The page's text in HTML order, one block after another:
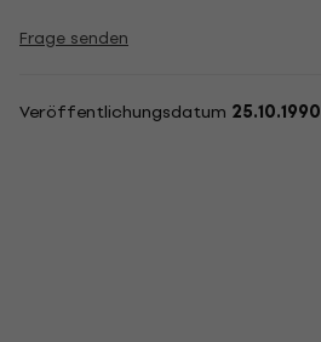
Frage senden
Veröffentlichungsdatum 25.10.1990